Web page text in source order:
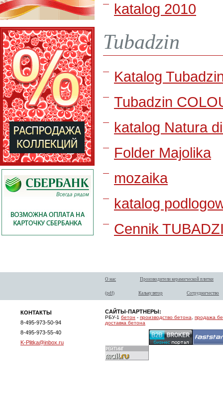
katalog 2010
Tubadzin
Katalog
Tubadzin
katalog Natura
Folder Majolika
mozaika
katalog
Cennik
О нас Производители керамической плитки
(pdf) Калькулятор Сотрудничество
КОНТАКТЫ
8-495-973-50-94
8-495-973-55-40
K-Plitka@inbox.ru
САЙТЫ-ПАРТНЕРЫ:
РБУ-1 бетон - производство бетона
продажа
доставка бетона